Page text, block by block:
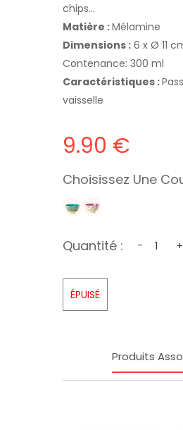
chips...
Matière :Mélamine
Dimensions : 6 x Ø 11
Contenance: 300 ml
Caractéristiques :
vaisselle
9.90 €
Choisissez Une
Quantité : - +
ÉPUISÉ
Produits